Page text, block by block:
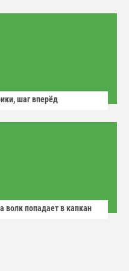
шаг вперёд
волк попадает в капкан